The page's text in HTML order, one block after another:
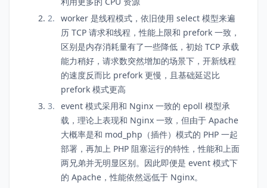
worker 是线程模式，依旧使用 select 模型来遍
历 TCP 请求和线程，性能上限和 prefork 一致，
区别是内存消耗量有了一些降低，初始 TCP 承载
能力稍好，请求数突然增加的场景下，开新线程
的速度反而比 prefork 更慢，且基础延迟比
prefork 模式更高
event 模式采用和 Nginx 一致的 epoll 模型承
载，理论上表现和 Nginx 一致，但由于 Apache
大概率是和 mod_php（插件）模式的 PHP 一起
部署，再加上 PHP 阻塞运行的特性，性能和上面
两兄弟并无明显区别。因此即便是 event 模式下
的 Apache，性能依然远低于 Nginx。